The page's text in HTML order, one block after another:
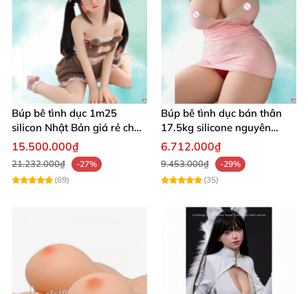
Búp bê tình dục 1m25
silicon Nhật Bản giá rẻ chất
lượng cao
15.500.000₫
21.232.000₫
-27%
(69)
Búp bê tình dục bán thân
17.5kg silicone nguyên
khối, mềm mại, giống thật,
chất lượng cao
6.712.000₫
9.453.000₫
-29%
(35)